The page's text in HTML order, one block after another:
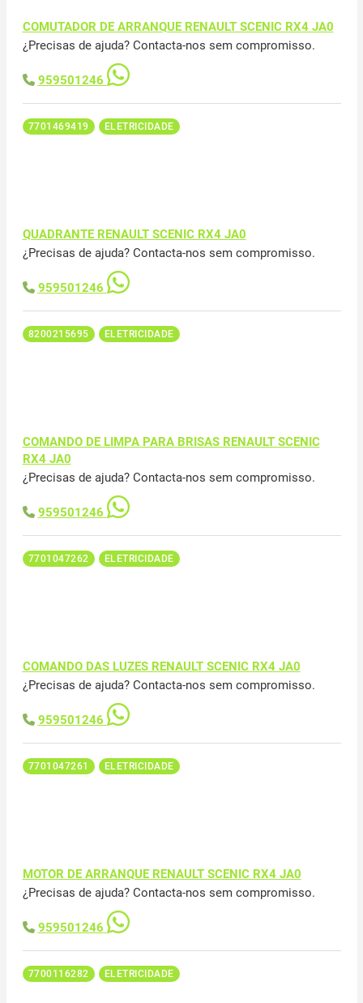
COMUTADOR DE ARRANQUE RENAULT SCENIC RX4 JA0
¿Precisas de ajuda? Contacta-nos sem compromisso.
959501246
7701469419 ELETRICIDADE
QUADRANTE RENAULT SCENIC RX4 JA0
¿Precisas de ajuda? Contacta-nos sem compromisso.
959501246
8200215695 ELETRICIDADE
COMANDO DE LIMPA PARA BRISAS RENAULT SCENIC
RX4 JA0
¿Precisas de ajuda? Contacta-nos sem compromisso.
959501246
7701047262 ELETRICIDADE
COMANDO DAS LUZES RENAULT SCENIC RX4 JA0
¿Precisas de ajuda? Contacta-nos sem compromisso.
959501246
7701047261 ELETRICIDADE
MOTOR DE ARRANQUE RENAULT SCENIC RX4 JA0
¿Precisas de ajuda? Contacta-nos sem compromisso.
959501246
7700116282 ELETRICIDADE